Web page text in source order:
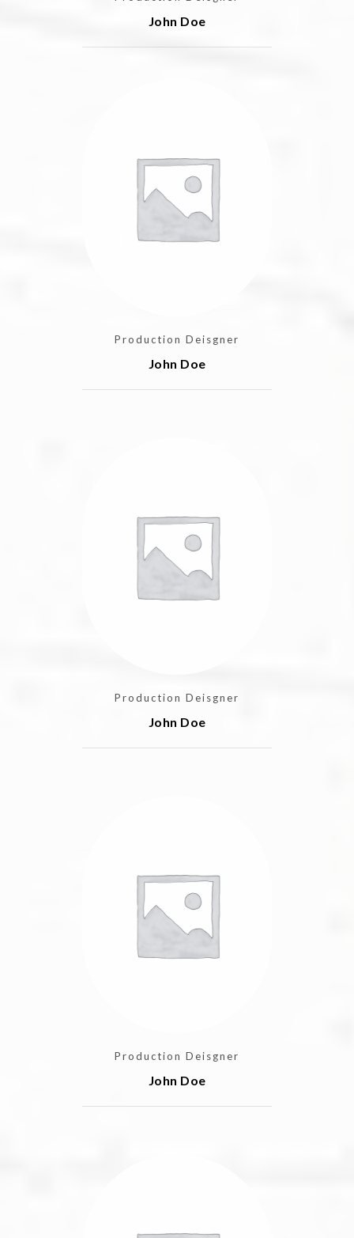
John Doe
Production Deisgner
John Doe
Production Deisgner
John Doe
Production Deisgner
John Doe